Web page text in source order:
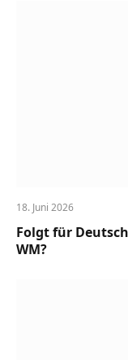
18. Juni 2026
Folgt für
WM?